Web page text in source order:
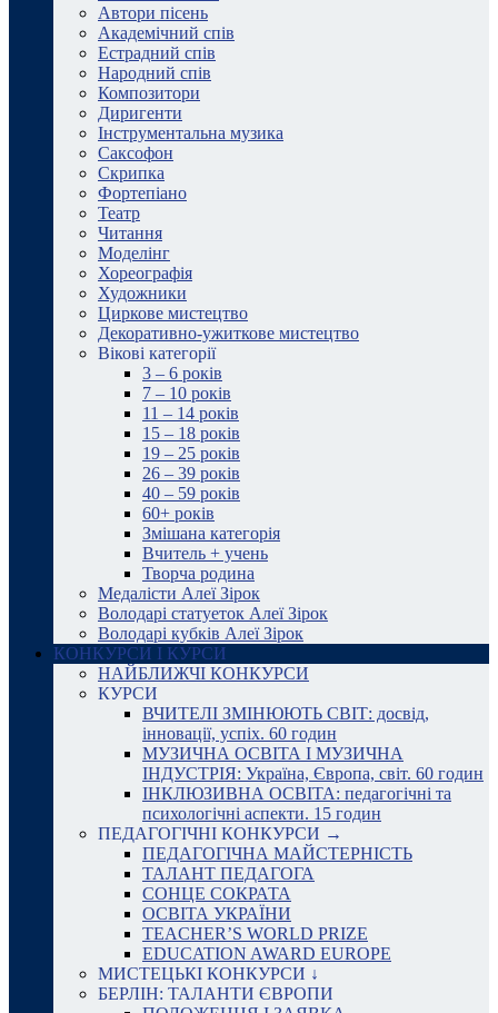
Автори пісень
Академічний спів
Естрадний спів
Народний спів
Композитори
Диригенти
Інструментальна музика
Саксофон
Скрипка
Фортепіано
Театр
Читання
Моделінг
Хореографія
Художники
Циркове мистецтво
Декоративно-ужиткове мистецтво
Вікові категорії
3 – 6 років
7 – 10 років
11 – 14 років
15 – 18 років
19 – 25 років
26 – 39 років
40 – 59 років
60+ років
Змішана категорія
Вчитель + учень
Творча родина
Медалісти Алеї Зірок
Володарі статуеток Алеї Зірок
Володарі кубків Алеї Зірок
КОНКУРСИ І КУРСИ
НАЙБЛИЖЧІ КОНКУРСИ
КУРСИ
ВЧИТЕЛІ ЗМІНЮЮТЬ СВІТ: досвід,
інновації, успіх. 60 годин
МУЗИЧНА ОСВІТА І МУЗИЧНА
ІНДУСТРІЯ: Україна, Європа, світ. 60 годин
ІНКЛЮЗИВНА ОСВІТА: педагогічні та
психологічні аспекти. 15 годин
ПЕДАГОГІЧНІ КОНКУРСИ →
ПЕДАГОГІЧНА МАЙСТЕРНІСТЬ
ТАЛАНТ ПЕДАГОГА
СОНЦЕ СОКРАТА
ОСВІТА УКРАЇНИ
TEACHER’S WORLD PRIZE
EDUCATION AWARD EUROPE
МИСТЕЦЬКІ КОНКУРСИ ↓
БЕРЛІН: ТАЛАНТИ ЄВРОПИ